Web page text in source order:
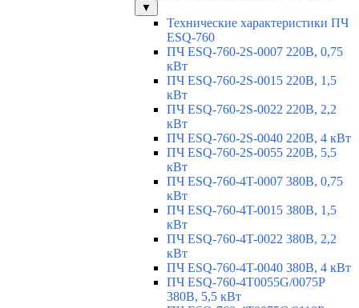
▼
Технические характеристики ПЧ
ESQ-760
ПЧ ESQ-760-2S-0007 220В, 0,75
кВт
ПЧ ESQ-760-2S-0015 220В, 1,5
кВт
ПЧ ESQ-760-2S-0022 220В, 2,2
кВт
ПЧ ESQ-760-2S-0040 220В, 4 кВт
ПЧ ESQ-760-2S-0055 220В, 5,5
кВт
ПЧ ESQ-760-4T-0007 380В, 0,75
кВт
ПЧ ESQ-760-4T-0015 380В, 1,5
кВт
ПЧ ESQ-760-4T-0022 380В, 2,2
кВт
ПЧ ESQ-760-4T-0040 380В, 4 кВт
ПЧ ESQ-760-4T0055G/0075P
380В, 5,5 кВт